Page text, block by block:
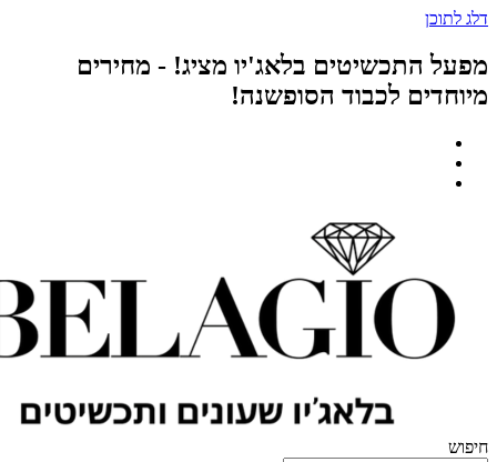
בלאג'יו מציג! - מחירים
לכבוד הסופשנה!